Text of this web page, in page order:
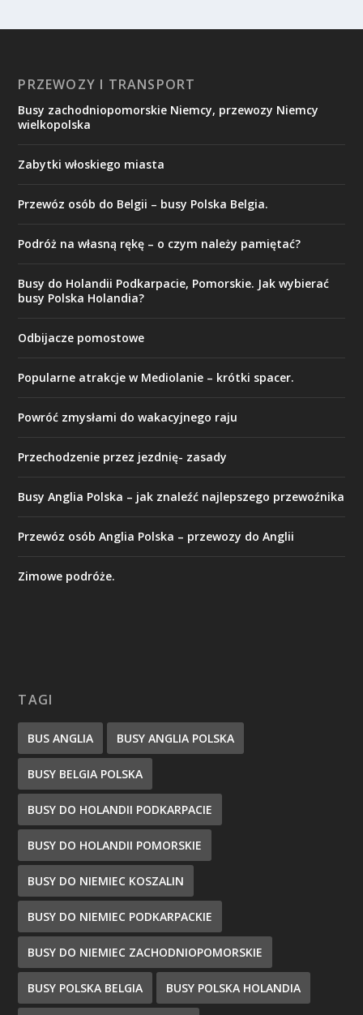
PRZEWOZY I TRANSPORT
Busy zachodniopomorskie Niemcy, przewozy Niemcy
wielkopolska
Zabytki włoskiego miasta
Przewóz osób do Belgii – busy Polska Belgia.
Podróż na własną rękę – o czym należy pamiętać?
Busy do Holandii Podkarpacie, Pomorskie. Jak wybierać
busy Polska Holandia?
Odbijacze pomostowe
Popularne atrakcje w Mediolanie – krótki spacer.
Powróć zmysłami do wakacyjnego raju
Przechodzenie przez jezdnię- zasady
Busy Anglia Polska – jak znaleźć najlepszego przewoźnika
Przewóz osób Anglia Polska – przewozy do Anglii
Zimowe podróże.
TAGI
BUS ANGLIA BUSY ANGLIA POLSKA
BUSY BELGIA POLSKA
BUSY DO HOLANDII PODKARPACIE
BUSY DO HOLANDII POMORSKIE
BUSY DO NIEMIEC KOSZALIN
BUSY DO NIEMIEC PODKARPACKIE
BUSY DO NIEMIEC ZACHODNIOPOMORSKIE
BUSY POLSKA BELGIA BUSY POLSKA HOLANDIA